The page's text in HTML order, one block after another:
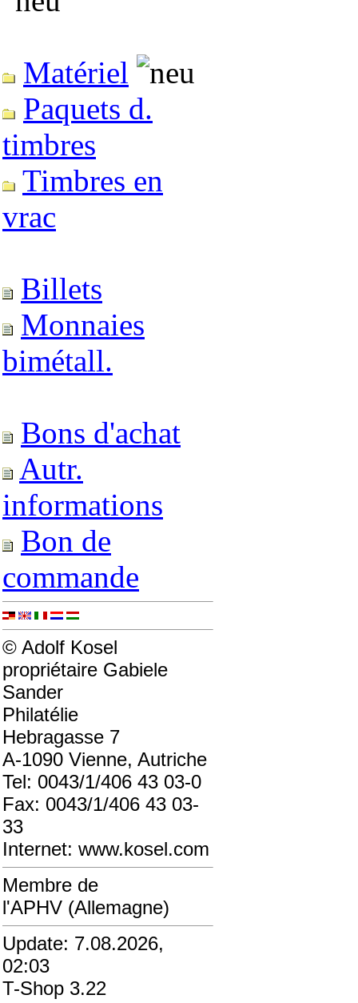
Matériel
Paquets d.
timbres
Timbres en
vrac
Billets
Monnaies
bimétall.
Bons d'achat
Autr.
informations
Bon de
commande
© Adolf Kosel
propriétaire Gabiele
Sander
Philatélie
Hebragasse 7
A-1090 Vienne, Autriche
Tel: 0043/1/406 43 03-0
Fax: 0043/1/406 43 03-
33
Internet: www.kosel.com
Membre de
l'APHV (Allemagne)
Update: 7.08.2026,
02:03
T-Shop 3.22